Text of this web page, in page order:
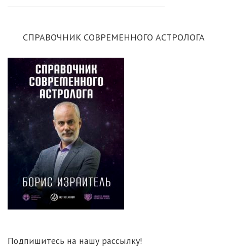
СПРАВОЧНИК СОВРЕМЕННОГО АСТРОЛОГА
Подпишитесь на нашу рассылку!